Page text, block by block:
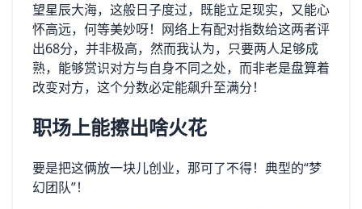
望星辰大海，这般日子度过，既能立足现实，又能心
怀高远，何等美妙呀！网络上有配对指数给这两者评
出68分，并非极高，然而我认为，只要两人足够成
熟，能够赏识对方与自身不同之处，而非老是盘算着
改变对方，这个分数必定能飙升至满分！
职场上能擦出啥火花
要是把这俩放一块儿创业，那可了不得！典型的“梦
幻团队”！